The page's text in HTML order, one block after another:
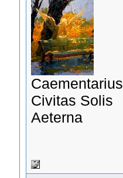
Сaementarius
Civitas Solis
Aeterna